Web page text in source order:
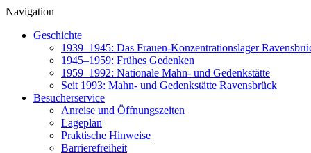
Navigation
Geschichte
1939–1945: Das Frauen-Konzentrationslager
1945–1959: Frühes Gedenken
1959–1992: Nationale Mahn- und Gedenkstätte
Seit 1993: Mahn- und Gedenkstätte Ravensbrück
Besucherservice
Anreise und Öffnungszeiten
Lageplan
Praktische Hinweise
Barrierefreiheit